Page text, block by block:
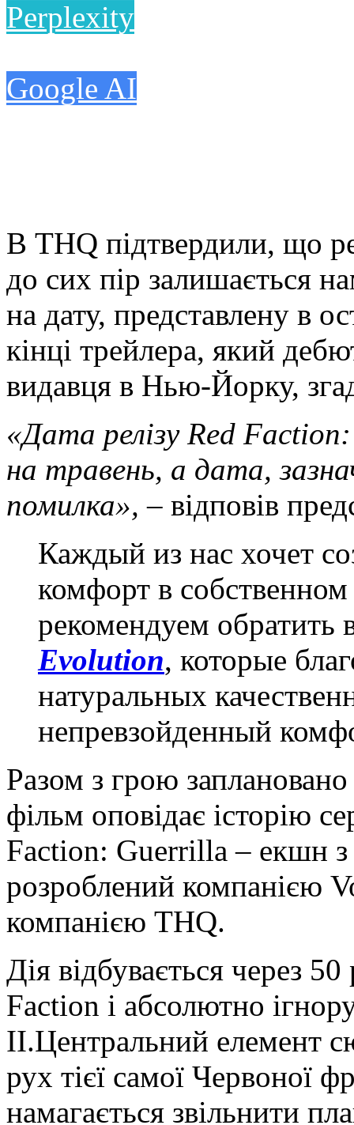
Perplexity
Google AI
В THQ підтвердили, що
до сих пір залишається
на дату, представлену в
кінці трейлера, який
видавця в Нью-Йорку,
«Дата релізу Red
на травень, а дата,
помилка», – відповів
Каждый из нас хочет
комфорт в
рекомендуем обратить
Evolution, которые
натуральных
непревзойденный
Разом з грою
фільм оповідає історію
Faction: Guerrilla – екшн з
розроблений компанією
компанією THQ.
Дія відбувається через
Faction і абсолютно
II.Центральний елемент
рух тієї самої Червоної
намагається звільнити